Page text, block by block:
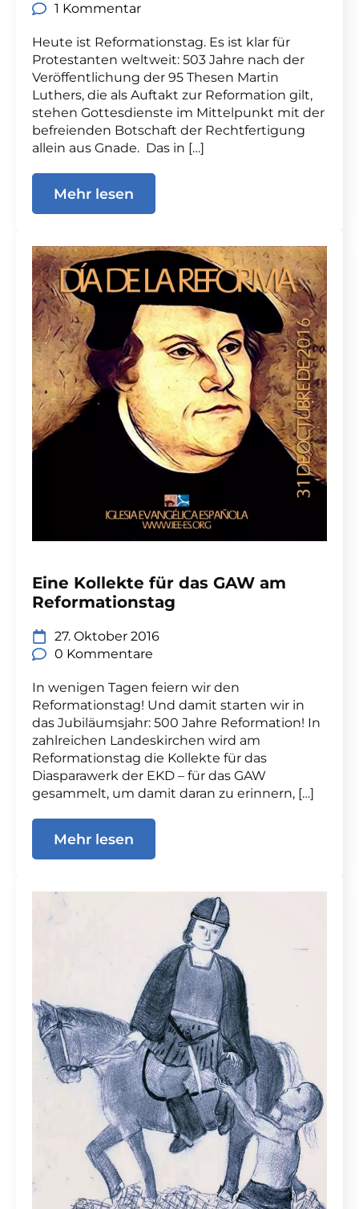
1 Kommentar
Heute ist Reformationstag. Es ist klar für
Protestanten weltweit: 503 Jahre nach der
Veröffentlichung der 95 Thesen Martin
Luthers, die als Auftakt zur Reformation gilt,
stehen Gottesdienste im Mittelpunkt mit der
befreienden Botschaft der Rechtfertigung
allein aus Gnade. Das in […]
Mehr lesen
Eine Kollekte für das GAW am
Reformationstag
27. Oktober 2016
0 Kommentare
In wenigen Tagen feiern wir den
Reformationstag! Und damit starten wir in
das Jubiläumsjahr: 500 Jahre Reformation! In
zahlreichen Landeskirchen wird am
Reformationstag die Kollekte für das
Diasparawerk der EKD – für das GAW
gesammelt, um damit daran zu erinnern, […]
Mehr lesen